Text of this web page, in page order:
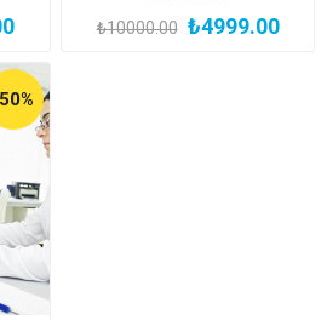
₺10000.00 ₺4999.00